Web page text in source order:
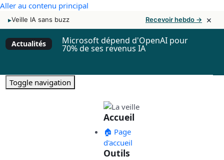
Aller au contenu principal
▸Veille IA sans buzz Recevoir hebdo → ×
Actualités Microsoft dépend d'OpenAI pour
70% de ses revenus IA
Toggle navigation
Accueil
🏠 Page
d'accueil
Outils